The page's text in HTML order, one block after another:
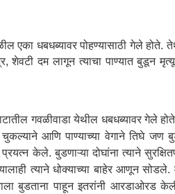
एका धबधब्यावर पोहण्यासाठी गेले होते.
,शेवटी दम लागून त्याचा पाण्यात बुडून
गवळीवाडा येथील धबधब्यावर गेले
आणि पाण्याच्या वेगाने तिघे जण
केले. बुडणाऱ्या दोघांना त्याने
त्याने धोक्याच्या बाहेर आणून सोडले.
बुडताना पाहून इतरांनी आरडाओरड